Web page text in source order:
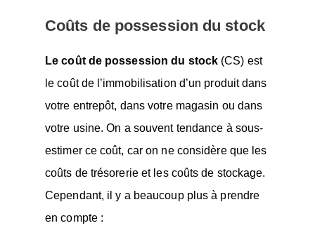
Coûts de possession du stock
Le coût de possession du stock (CS) est
le coût de l’immobilisation d’un produit dans
votre entrepôt, dans votre magasin ou dans
votre usine. On a souvent tendance à sous-
estimer ce coût, car on ne considère que les
coûts de trésorerie et les coûts de stockage.
Cependant, il y a beaucoup plus à prendre
en compte :